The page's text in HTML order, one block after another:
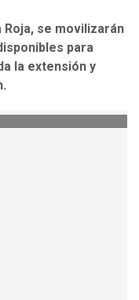
se movilizarán
para
la extensión y